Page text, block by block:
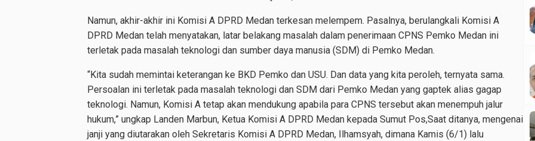
Namun, akhir-akhir ini Komisi A DPRD Medan terkesan melempem. Pasalnya, berulangkali Komisi A
DPRD Medan telah menyatakan, latar belakang masalah dalam penerimaan CPNS Pemko Medan ini
terletak pada masalah teknologi dan sumber daya manusia (SDM) di Pemko Medan.
“Kita sudah memintai keterangan ke BKD Pemko dan USU. Dan data yang kita peroleh, ternyata sama.
Persoalan ini terletak pada masalah teknologi dan SDM dari Pemko Medan yang gaptek alias gagap
teknologi. Namun, Komisi A tetap akan mendukung apabila para CPNS tersebut akan menempuh jalur
hukum,” ungkap Landen Marbun, Ketua Komisi A DPRD Medan kepada Sumut Pos,Saat ditanya, mengenai
janji yang diutarakan oleh Sekretaris Komisi A DPRD Medan, Ilhamsyah, dimana Kamis (6/1) lalu